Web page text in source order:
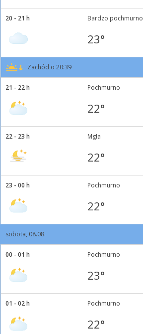
20 - 21 h Bardzo pochmurno
23°
Zachód o 20:39
21 - 22 h Pochmurno
22°
22 - 23 h Mgła
22°
23 - 00 h Pochmurno
22°
sobota, 08.08.
00 - 01 h Pochmurno
23°
01 - 02 h Pochmurno
22°